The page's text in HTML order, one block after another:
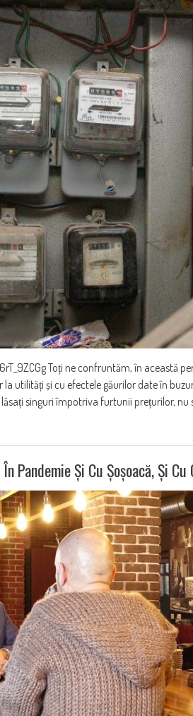
Toți ne confruntăm, în această
utilități și cu efectele găurilor date în
singuri împotriva furtunii prețurilor,
Pandemie Și Cu Șoșoacă, Și Cu